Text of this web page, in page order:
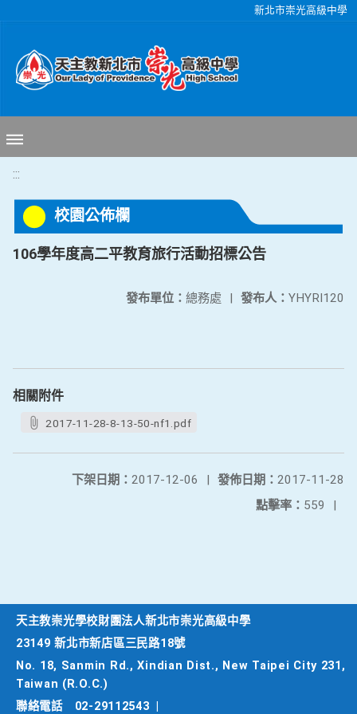
新北市崇光高級中學
:::
校園公佈欄
106學年度高二平教育旅行活動招標公告
發布人： YHYRI120
發布單位： 總務處 |
相關附件
2017-11-28-8-13-50-nf1.pdf
發佈日期： 2017-11-28
下架日期： 2017-12-06
|
點擊率： 559 |
天主教崇光學校財團法人新北市崇光高級中學
23149 新北市新店區三民路18號
No. 18, Sanmin Rd., Xindian Dist., New Taipei City 231,
Taiwan (R.O.C.)
聯絡電話
02-29112543